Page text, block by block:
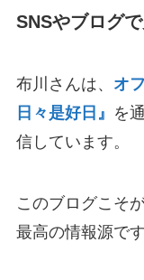
SNSやブログ
布川さんは、 オ
日々是好日』 を
信しています。
このブログこそ
最高の情報源で